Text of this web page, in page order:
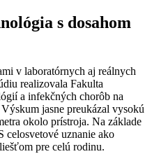
s dosahom
v laboratórnych aj reálnych
realizovala Fakulta
a infekčných chorôb na
jasne preukázal vysokú
okolo prístroja. Na základe
uznanie ako
pre celú rodinu.